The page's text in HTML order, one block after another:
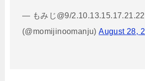
— もみじ@9/
(@momijinoomanju)August 28,